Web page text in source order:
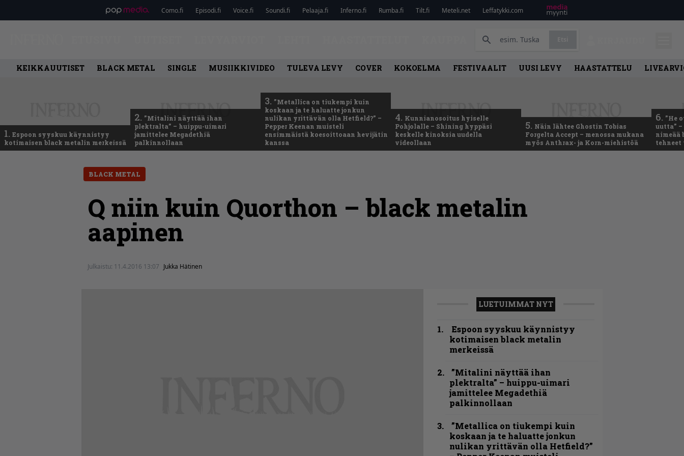
Como.fi Episodi.fi Voice.fi Soundi.fi Pelaaja.fi Inferno.fi Rumba.fi Tilt.fi Meteli.net Leffatykki.com
KEIKKAUUTISET BLACK METAL SINGLE MUSIIKKIVIDEO TULEVA LEVY COVER KOKOELMA FESTIVAALIT UUSI LEVY HAASTATTELU
1. Espoon syyskuu käynnistyy
kotimaisen black metalin merkeissä
2. ”Mitalini näyttää ihan
plektralta” – huippu-uimari
jamittelee Megadethiä
palkinnollaan
3. ”Metallica on tiukempi kuin
koskaan ja te haluatte jonkun
nulikan yrittävän olla Hetfield?” –
Pepper Keenan muisteli
ensimmäistä koesoittoaan hevijätin
kanssa
4. Kunnianosoitus hyiselle
Pohjolalle – Shining hyppäsi
keskelle kinoksia uudella
videollaan
5. Näin lähtee Ghostin Tobias
Forgelta Accept – menossa mukana
myös Anthrax- ja Korn-miehistöä
6. ”He
uutta”
nimeää
BLACK METAL
Q niin kuin Quorthon – black metalin
aapinen
Julkaistu: 11.4.2016 13:07 Jukka Hätinen
LUETUIMMAT NYT
Espoon syyskuu käynnistyy
kotimaisen black metalin
merkeissä
”Mitalini näyttää ihan
plektralta” – huippu-uimari
jamittelee Megadethiä
palkinnollaan
”Metallica on tiukempi kuin
koskaan ja te haluatte jonkun
nulikan yrittävän olla Hetfield?”